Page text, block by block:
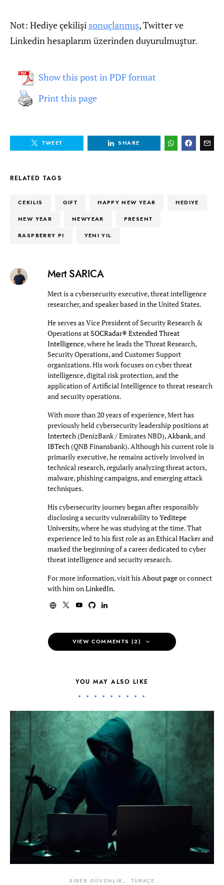
Not: Hediye çekilişi sonuçlanmış, Twitter ve
Linkedin hesaplarım üzerinden duyurulmuştur.
Show this post in PDF format
Print this page
TWEET SHARE
RELATED TAGS
CEKILIS GIFT HAPPY NEW YEAR HEDIYE
NEW YEAR NEWYEAR PRESENT
RASPBERRY PI YENI YIL
Mert SARICA
Mert is a cybersecurity executive, threat intelligence
researcher, and speaker based in the United States.
He serves as Vice President of Security Research &
Operations atSOCRadar® Extended Threat
Intelligence, where he leads the Threat Research,
Security Operations, and Customer Support
organizations. His work focuses on cyber threat
intelligence, digital risk protection, and the
application of Artificial Intelligence to threat research
and security operations.
With more than 20 years of experience, Mert has
previously held cybersecurity leadership positions at
Intertech (DenizBank / Emirates NBD), Akbank, and
IBTech (QNB Finansbank). Although his current role is
primarily executive, he remains actively involved in
technical research, regularly analyzing threat actors,
malware, phishing campaigns, and emerging attack
techniques.
His cybersecurity journey began after responsibly
disclosing a security vulnerability toYeditepe
University, where he was studying at the time. That
experience led to his first role as an Ethical Hacker and
marked the beginning of a career dedicated to cyber
threat intelligence and security research.
For more information, visit his About pageor connect
with him onLinkedIn.
VIEW COMMENTS (2)
YOU MAY ALSO LIKE
SİBER GÜVENLİK TÜRKÇE